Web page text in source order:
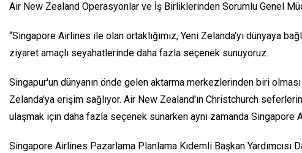
Air New Zealand Operasyonlar ve İş Birliklerinden Sorumlu Genel
“Singapore Airlines ile olan ortaklığımız, Yeni Zelanda'yı dünyaya
ziyaret amaçlı seyahatlerinde daha fazla seçenek sunuyoruz.
Singapur'un dünyanın önde gelen aktarma merkezlerinden biri
Zelanda'ya erişim sağlıyor. Air New Zealand'ın Christchurch
ulaşmak için daha fazla seçenek sunarken aynı zamanda Singapore
Singapore Airlines Pazarlama Planlama Kıdemli Başkan